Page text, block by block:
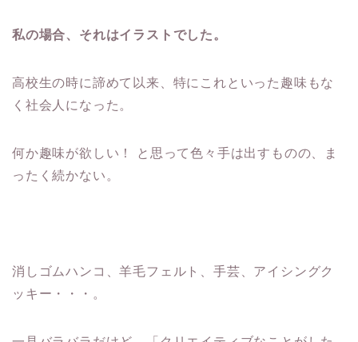
私の場合、それはイラストでした。
高校生の時に諦めて以来、特にこれといった趣味もな
く社会人になった。
何か趣味が欲しい！ と思って色々手は出すものの、ま
ったく続かない。
消しゴムハンコ、羊毛フェルト、手芸、アイシングク
ッキー・・・。